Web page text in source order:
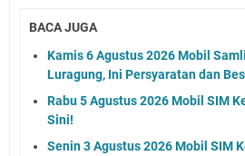
BACA JUGA
Kamis 6 Agustus 2026 Mobil
Luragung, Ini Persyaratan dan
Rabu 5 Agustus 2026 Mobil SIM
Sini!
Senin 3 Agustus 2026 Mobil SIM